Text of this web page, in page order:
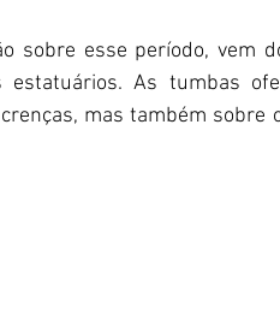
sobre esse período, vem
estatuários. As tumbas
mas também sobre